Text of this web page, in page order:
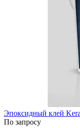
Эпоксидный клей
По запросу